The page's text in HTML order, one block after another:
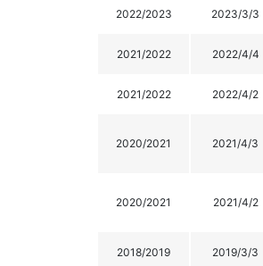
2022/2023 2023/3/3
2021/2022 2022/4/4
2021/2022 2022/4/2
2020/2021 2021/4/3
2020/2021 2021/4/2
2018/2019 2019/3/3